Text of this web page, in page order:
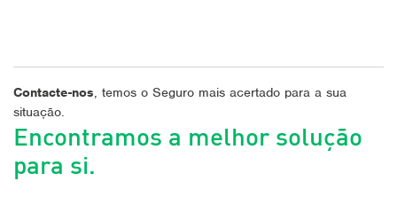
Contacte-nos , temos o Seguro mais acertado para a sua
situação.
Encontramos a melhor solução
para si.